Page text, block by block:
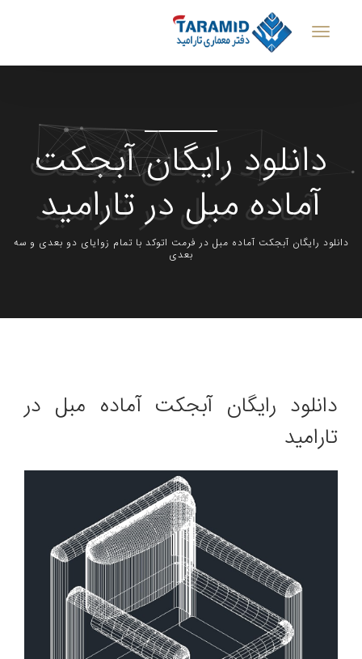
دانلود رایگان آبجکت
آماده مبل در تارامید
دانلود رایگان آبجکت آماده مبل در فرمت اتوکد با تمام زوایای دو بعدی و سه
بعدی
دانلود رایگان آبجکت آماده مبل در
تارامید